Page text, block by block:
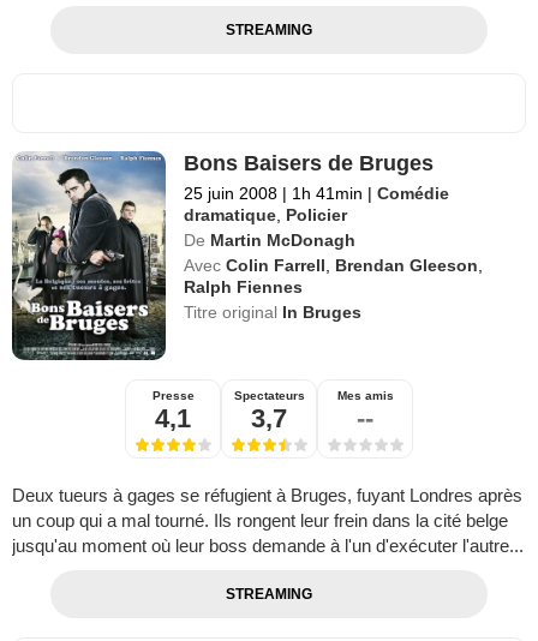
STREAMING
Bons Baisers de Bruges
25 juin 2008 | 1h 41min | Comédie
dramatique Policier
De Martin McDonagh
Avec Colin Farrell Brendan Gleeson
Ralph Fiennes
Titre original In Bruges
Presse
4,1
Spectateurs
3,7
Mes amis
--
Deux tueurs à gages se réfugient à Bruges, fuyant Londres après
un coup qui a mal tourné. Ils rongent leur frein dans la cité belge
jusqu'au moment où leur boss demande à l'un d'exécuter l'autre...
STREAMING